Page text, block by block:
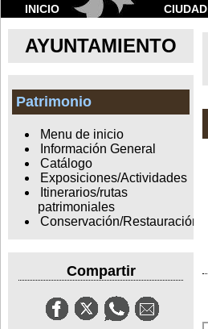
INICIO CIUDAD
AYUNTAMIENTO
Patrimonio
Menu de inicio
Información General
Catálogo
Exposiciones/Actividades
Itinerarios/rutas
patrimoniales
Conservación/Restauración
Compartir